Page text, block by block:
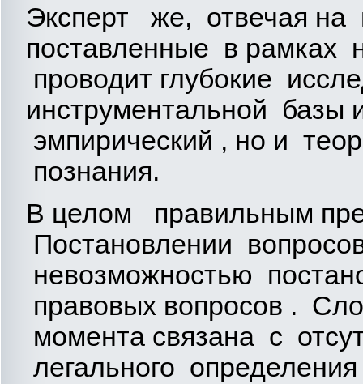
Эксперт же, отвечая на
поставленные в рамках
проводит глубокие
инструментальной базы
эмпирический , но и
познания.
В целом правильным
Постановлении
невозможностью
правовых вопросов .
момента связана с
легального